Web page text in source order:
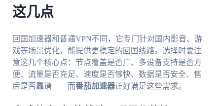
这几点
回国加速器和普通VPN不同，它专门针对国内影音、游
戏等场景优化，能提供更稳定的回国线路。选择时要注
意这几个核心点：节点覆盖是否广、多设备支持是否方
便、流量是否充足、速度是否够快、数据是否安全、售
后是否靠谱——而番茄加速器正好满足这些需求。